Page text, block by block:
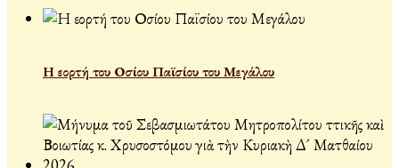
Η εορτή του Οσίου Παϊσίου του Μεγάλου